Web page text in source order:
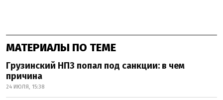
МАТЕРИАЛЫ ПО ТЕМЕ
Грузинский НПЗ попал под санкции: в чем
причина
24 ИЮЛЯ, 15:38